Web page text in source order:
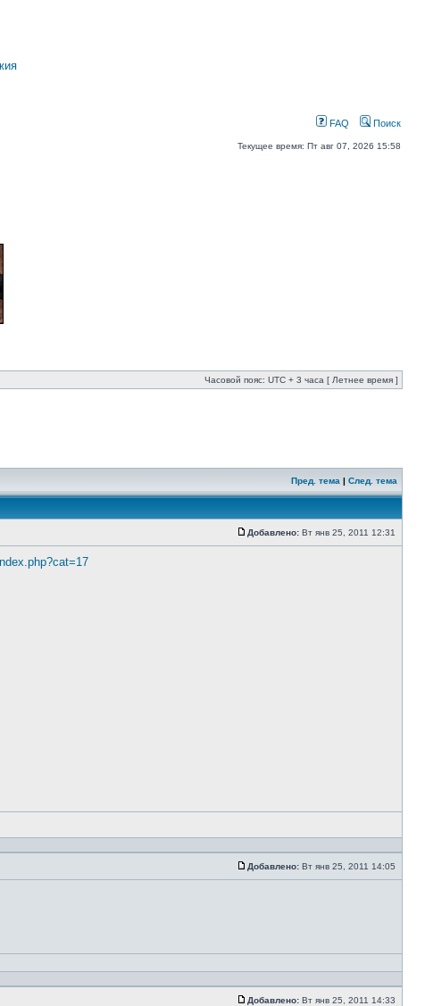
FAQ Поиск
Текущее время: Пт авг 07, 2026 15:58
Часовой пояс: UTC + 3 часа [ Летнее время ]
Пред. тема | След. тема
Добавлено: Вт янв 25, 2011 12:31
Добавлено: Вт янв 25, 2011 14:05
Добавлено: Вт янв 25, 2011 14:33